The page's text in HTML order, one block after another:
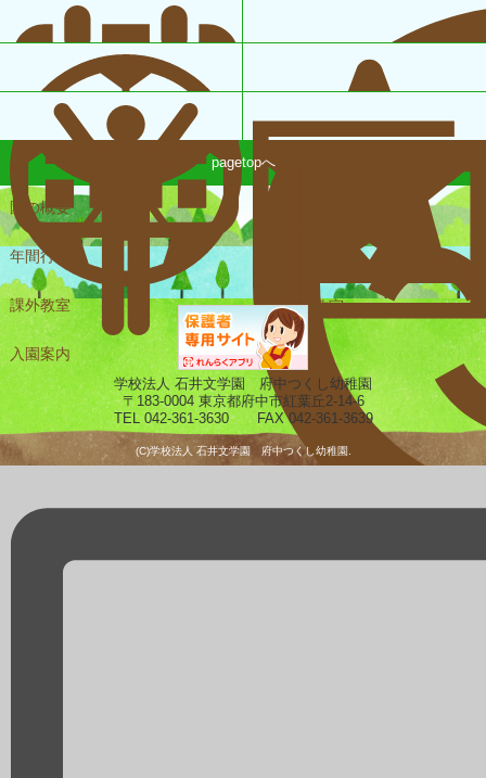
園の概要
年間行事
課外教室 未就園児教室
入園案内 ギャラリー
pagetopへ
学校法人 石井文学園 府中つくし幼稚園
〒183-0004 東京都府中市紅葉丘2-14-6
TEL 042-361-3630 FAX 042-361-3639
(C)学校法人 石井文学園 府中つくし幼稚園.